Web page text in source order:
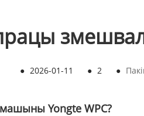
● 2026-01-11 ● 2 ●
Yongte WPC?